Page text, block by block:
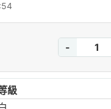
-
級